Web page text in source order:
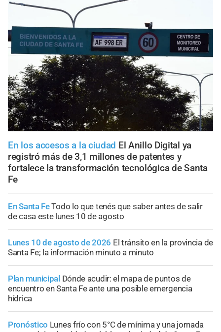
En los accesos a la ciudad El Anillo Digital ya
registró más de 3,1 millones de patentes y
fortalece la transformación tecnológica de Santa
Fe
En Santa FeTodo lo que tenés que saber antes de salir
de casa este lunes 10 de agosto
Lunes 10 de agosto de 2026 El tránsito en la provincia de
Santa Fe; la información minuto a minuto
Plan municipal Dónde acudir: el mapa de puntos de
encuentro en Santa Fe ante una posible emergencia
hídrica
Pronóstico Lunes frío con 5°C de mínima y una jornada